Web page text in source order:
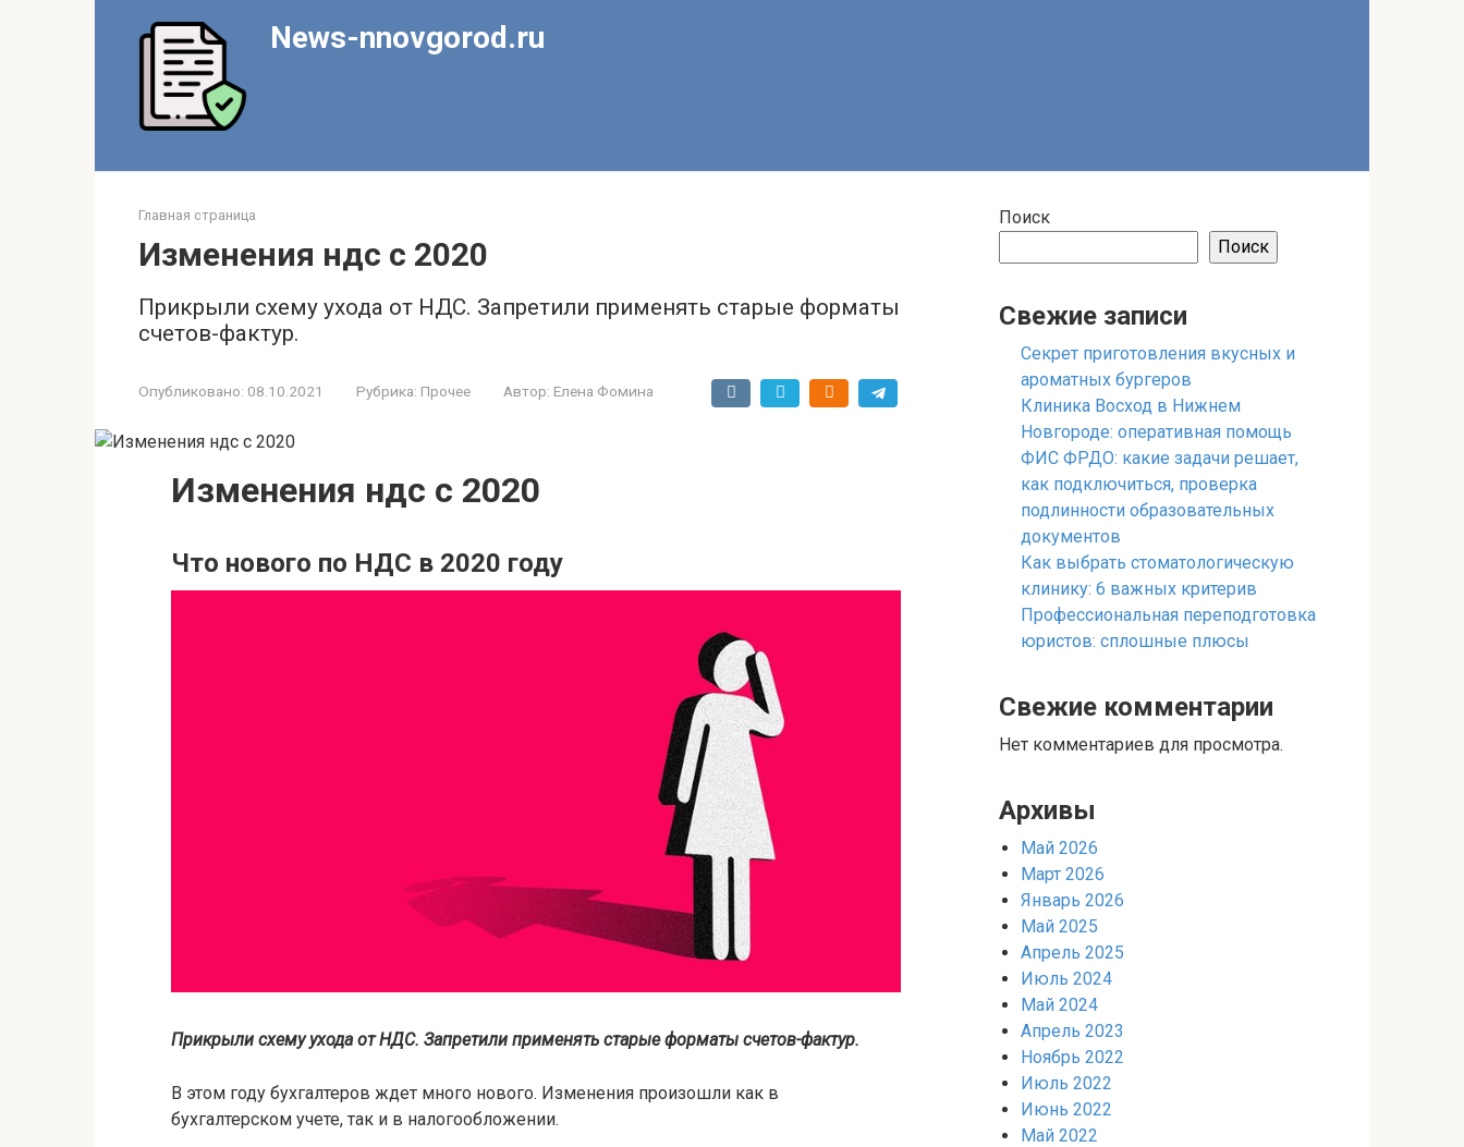
News-nnovgorod.ru
Главная страница
Изменения ндс с 2020
Прикрыли схему ухода от НДС. Запретили применять старые форматы
счетов-фактур.
Опубликовано: 08.10.2021 Рубрика: Прочее Автор: Елена Фомина
Изменения ндс с 2020
Что нового по НДС в 2020 году
Прикрыли схему ухода от НДС. Запретили применять старые форматы счетов-фактур.
В этом году бухгалтеров ждет много нового. Изменения произошли как в
бухгалтерском учете, так и в налогообложении.
Поиск
Поиск
Свежие записи
Секрет приготовления вкусных и
ароматных бургеров
Клиника Восход в Нижнем
Новгороде: оперативная помощь
ФИС ФРДО: какие задачи решает,
как подключиться, проверка
подлинности образовательных
документов
Как выбрать стоматологическую
клинику: 6 важных критерив
Профессиональная переподготовка
юристов: сплошные плюсы
Свежие комментарии
Нет комментариев для просмотра.
Архивы
Май 2026
Март 2026
Январь 2026
Май 2025
Апрель 2025
Июль 2024
Май 2024
Апрель 2023
Ноябрь 2022
Июль 2022
Июнь 2022
Май 2022